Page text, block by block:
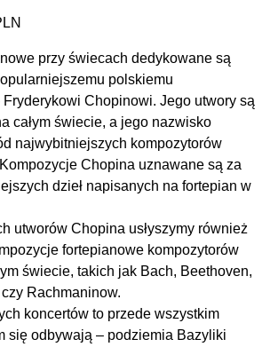
przy świecach dedykowane są
polskiemu
Fryderykowi Chopinowi. Jego utwory są
całym świecie, a jego nazwisko
najwybitniejszych kompozytorów
Chopina uznawane są za
dzieł napisanych na fortepian w
utworów Chopina usłyszymy również
fortepianowe kompozytorów
świecie, takich jak Bach, Beethoven,
Rachmaninow.
koncertów to przede wszystkim
się odbywają – podziemia Bazyliki